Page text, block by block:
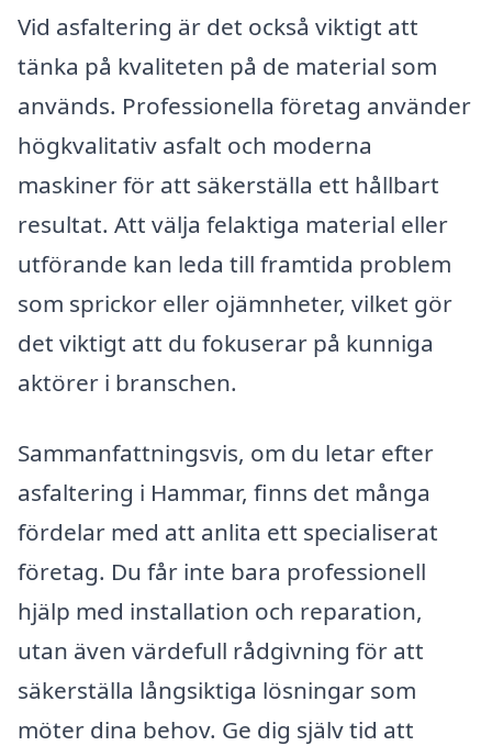
Vid asfaltering är det också viktigt att
tänka på kvaliteten på de material som
används. Professionella företag använder
högkvalitativ asfalt och moderna
maskiner för att säkerställa ett hållbart
resultat. Att välja felaktiga material eller
utförande kan leda till framtida problem
som sprickor eller ojämnheter, vilket gör
det viktigt att du fokuserar på kunniga
aktörer i branschen.
Sammanfattningsvis, om du letar efter
asfaltering i Hammar, finns det många
fördelar med att anlita ett specialiserat
företag. Du får inte bara professionell
hjälp med installation och reparation,
utan även värdefull rådgivning för att
säkerställa långsiktiga lösningar som
möter dina behov. Ge dig själv tid att